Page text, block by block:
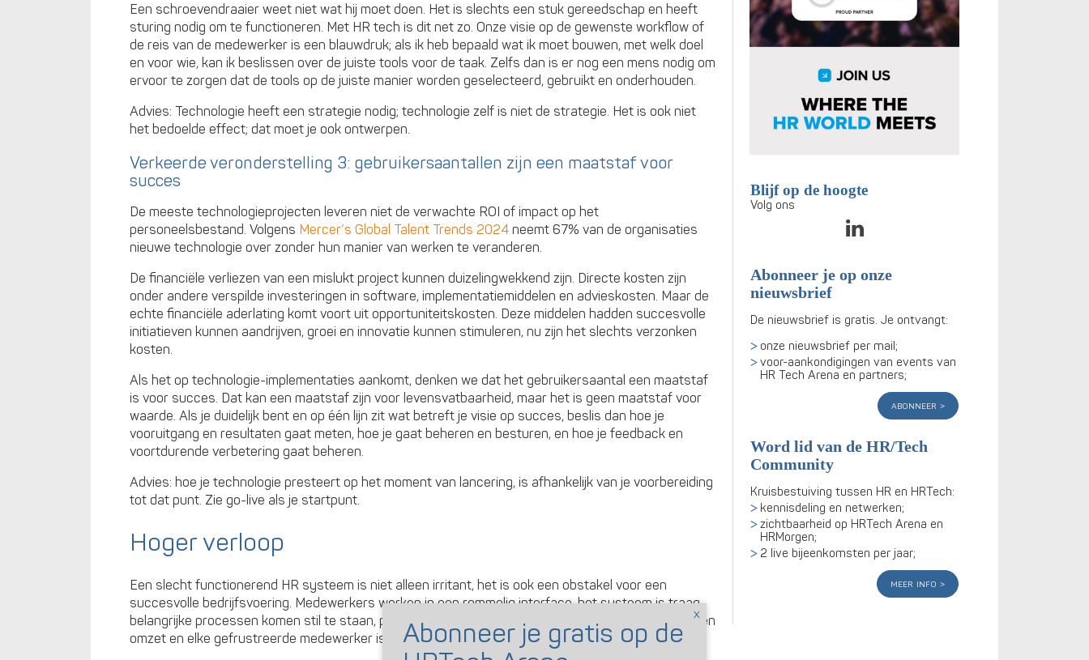
Een schroevendraaier weet niet wat hij moet doen. Het is slechts een stuk gereedschap en heeft
sturing nodig om te functioneren. Met HR tech is dit net zo. Onze visie op de gewenste workflow of
de reis van de medewerker is een blauwdruk; als ik heb bepaald wat ik moet bouwen, met welk doel
en voor wie, kan ik beslissen over de juiste tools voor de taak. Zelfs dan is er nog een mens nodig om
ervoor te zorgen dat de tools op de juiste manier worden geselecteerd, gebruikt en onderhouden.
Advies: Technologie heeft een strategie nodig; technologie zelf is niet de strategie. Het is ook niet
het bedoelde effect; dat moet je ook ontwerpen.
Verkeerde veronderstelling 3: gebruikersaantallen zijn een maatstaf voor
succes
De meeste technologieprojecten leveren niet de verwachte ROI of impact op het
personeelsbestand. Volgens Mercer’s Global Talent Trends 2024 neemt 67% van de organisaties
nieuwe technologie over zonder hun manier van werken te veranderen.
De financiële verliezen van een mislukt project kunnen duizelingwekkend zijn. Directe kosten zijn
onder andere verspilde investeringen in software, implementatiemiddelen en advieskosten. Maar de
echte financiële aderlating komt voort uit opportuniteitskosten. Deze middelen hadden succesvolle
initiatieven kunnen aandrijven, groei en innovatie kunnen stimuleren, nu zijn het slechts verzonken
kosten.
Als het op technologie-implementaties aankomt, denken we dat het gebruikersaantal een maatstaf
is voor succes. Dat kan een maatstaf zijn voor levensvatbaarheid, maar het is geen maatstaf voor
waarde. Als je duidelijk bent en op één lijn zit wat betreft je visie op succes, beslis dan hoe je
vooruitgang en resultaten gaat meten, hoe je gaat beheren en besturen, en hoe je feedback en
voortdurende verbetering gaat beheren.
Advies: hoe je technologie presteert op het moment van lancering, is afhankelijk van je voorbereiding
tot dat punt. Zie go-live als je startpunt.
Hoger verloop
Een slecht functionerend HR systeem is niet alleen irritant, het is ook een obstakel voor een
succesvolle bedrijfsvoering. Medewerkers werken in een rommelig interface, het systeem is traag,
belangrijke processen komen stil te staan, productiviteit keldert. Elke minuut van stilstand is verloren
omzet en elke gefrustreerde medewerker is een dip in betrokkenheid, vertrouwen en effectiviteit.
Blijf op de hoogte
Volg ons
Abonneer je op onze
nieuwsbrief
De nieuwsbrief is gratis. Je ontvangt:
onze nieuwsbrief per mail;
voor-aankondigingen van events van
HR Tech Arena en partners;
abonneer
Word lid van de HR/Tech
Community
Kruisbestuiving tussen HR en HRTech:
kennisdeling en netwerken;
zichtbaarheid op HRTech Arena en
HRMorgen;
2 live bijeenkomsten per jaar;
meer info